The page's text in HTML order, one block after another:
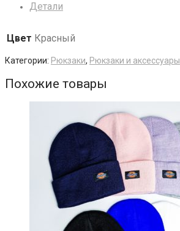
Детали
Цвет Красный
Категории: Рюкзаки, Рюкзаки и аксессуары
Похожие товары